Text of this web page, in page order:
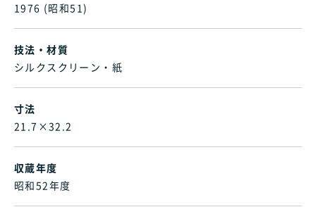
1976 (昭和51)
技法・材質
シルクスクリーン・紙
寸法
21.7×32.2
収蔵年度
昭和52年度